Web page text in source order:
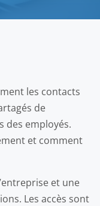
les contacts
de
des employés.
et comment
et une
Les accès sont